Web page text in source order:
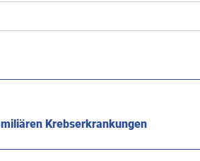
Krebserkrankungen